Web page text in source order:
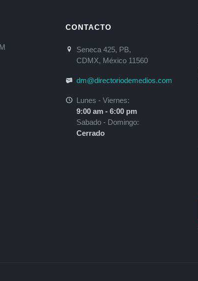
CONTACTO
Seneca 425, PB,
CDMX, México 11560
dm@directoriodemedios.com
Lunes - Viernes:
9:00 am - 6:00 pm
Sabado - Domingo:
Cerrado